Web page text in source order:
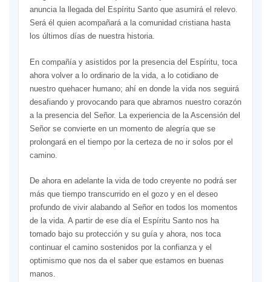
anuncia la llegada del Espíritu Santo que asumirá el relevo.
Será él quien acompañará a la comunidad cristiana hasta
los últimos días de nuestra historia.
En compañía y asistidos por la presencia del Espíritu, toca
ahora volver a lo ordinario de la vida, a lo cotidiano de
nuestro quehacer humano; ahí en donde la vida nos seguirá
desafiando y provocando para que abramos nuestro corazón
a la presencia del Señor. La experiencia de la Ascensión del
Señor se convierte en un momento de alegría que se
prolongará en el tiempo por la certeza de no ir solos por el
camino.
De ahora en adelante la vida de todo creyente no podrá ser
más que tiempo transcurrido en el gozo y en el deseo
profundo de vivir alabando al Señor en todos los momentos
de la vida. A partir de ese día el Espíritu Santo nos ha
tomado bajo su protección y su guía y ahora, nos toca
continuar el camino sostenidos por la confianza y el
optimismo que nos da el saber que estamos en buenas
manos.